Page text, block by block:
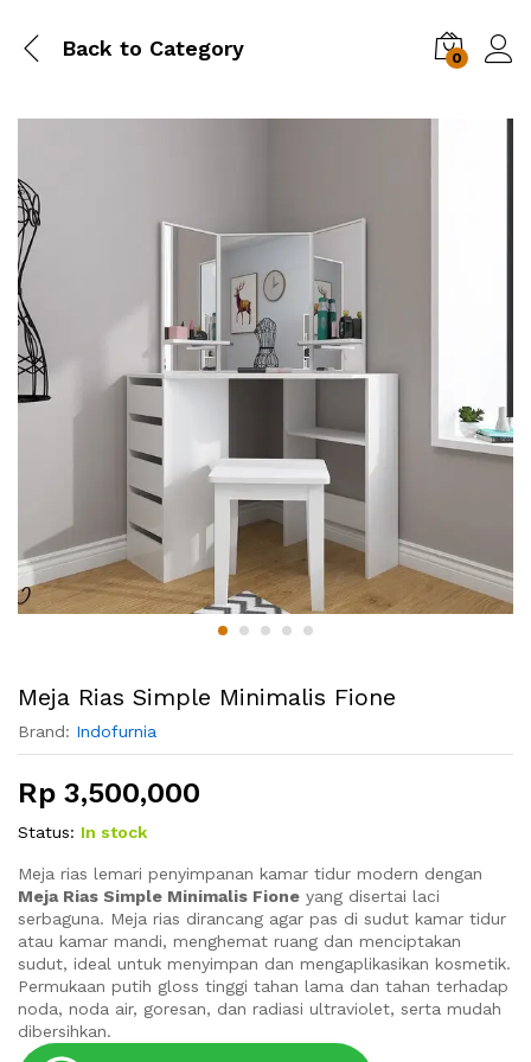
Back to Category 0
Meja Rias Simple Minimalis Fione
Brand: Indofurnia
Rp 3,500,000
Status: In stock
Meja rias lemari penyimpanan kamar tidur modern dengan
Meja Rias Simple Minimalis Fione yang disertai laci
serbaguna. Meja rias dirancang agar pas di sudut kamar tidur
atau kamar mandi, menghemat ruang dan menciptakan
sudut, ideal untuk menyimpan dan mengaplikasikan kosmetik.
Permukaan putih gloss tinggi tahan lama dan tahan terhadap
noda, noda air, goresan, dan radiasi ultraviolet, serta mudah
dibersihkan.